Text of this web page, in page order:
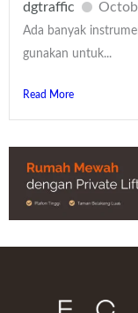
dgtraffic
Ada banyak
gunakan untuk...
Read More